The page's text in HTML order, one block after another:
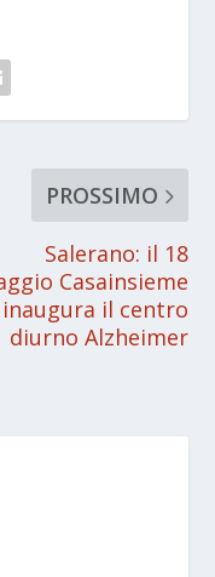
PROSSIMO
Salerano: il 18
Casainsieme
inaugura il centro
diurno Alzheimer